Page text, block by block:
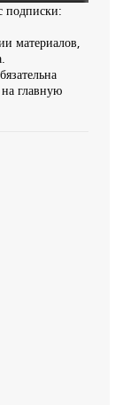
подписки:
материалов,
главную